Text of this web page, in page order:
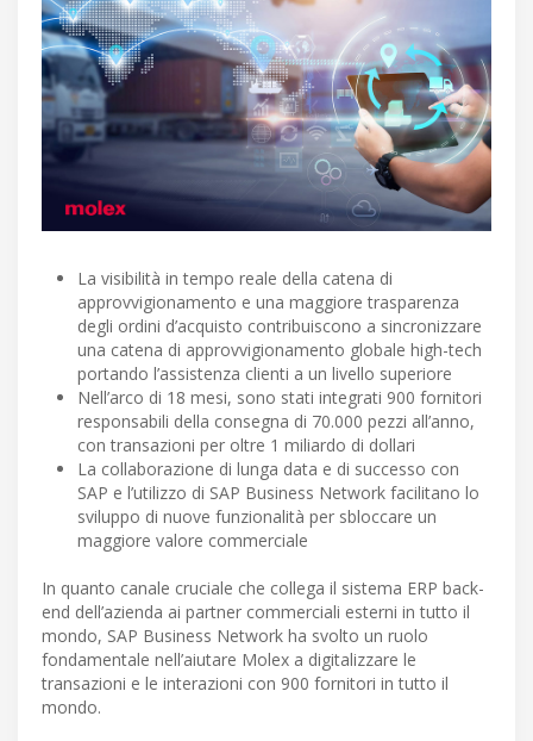
La visibilità in tempo reale della catena di
approvvigionamento e una maggiore trasparenza
degli ordini d’acquisto contribuiscono a sincronizzare
una catena di approvvigionamento globale high-tech
portando l’assistenza clienti a un livello superiore
Nell’arco di 18 mesi, sono stati integrati 900 fornitori
responsabili della consegna di 70.000 pezzi all’anno,
con transazioni per oltre 1 miliardo di dollari
La collaborazione di lunga data e di successo con
SAP e l’utilizzo di SAP Business Network facilitano lo
sviluppo di nuove funzionalità per sbloccare un
maggiore valore commerciale
In quanto canale cruciale che collega il sistema ERP back-
end dell’azienda ai partner commerciali esterni in tutto il
mondo, SAP Business Network ha svolto un ruolo
fondamentale nell’aiutare Molex a digitalizzare le
transazioni e le interazioni con 900 fornitori in tutto il
mondo.